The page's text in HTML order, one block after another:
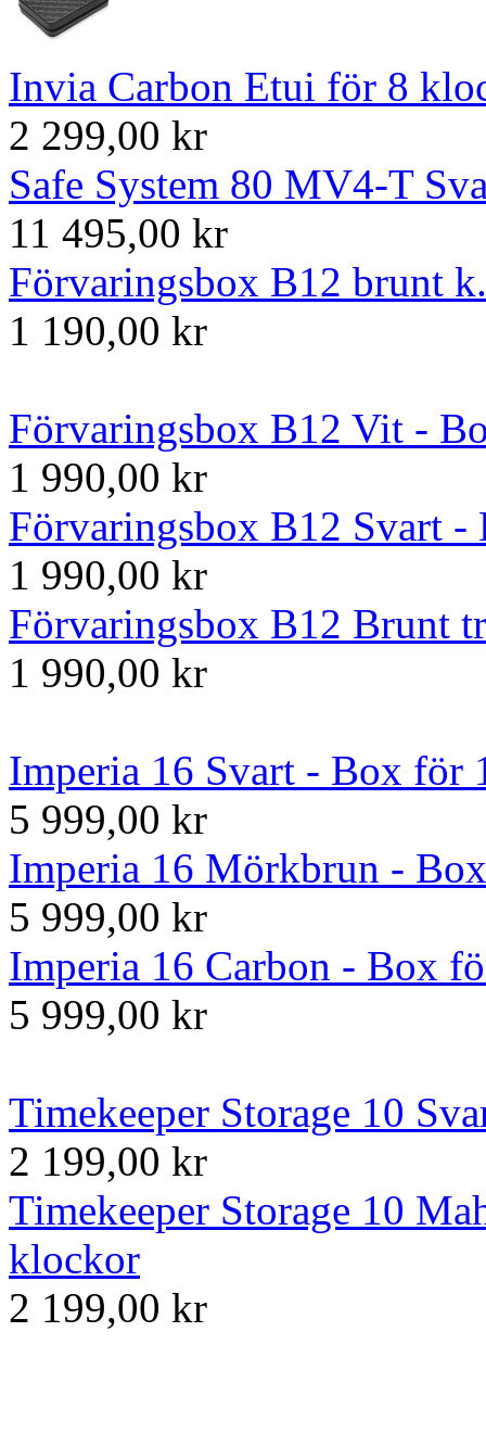
Invia Carbon Etui för 8
2 299,00 kr
Safe System 80 MV4-T
11 495,00 kr
Förvaringsbox B12 brunt
1 190,00 kr
Förvaringsbox B12 Vit -
1 990,00 kr
Förvaringsbox B12 Svart
1 990,00 kr
Förvaringsbox B12 Brunt
1 990,00 kr
Imperia 16 Svart - Box för
5 999,00 kr
Imperia 16 Mörkbrun -
5 999,00 kr
Imperia 16 Carbon - Box
5 999,00 kr
Timekeeper Storage 10
2 199,00 kr
Timekeeper Storage 10
klockor
2 199,00 kr